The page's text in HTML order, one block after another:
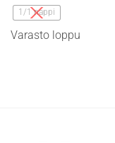
tuotteella
on
useampi
1/1 nappi
Varasto loppu